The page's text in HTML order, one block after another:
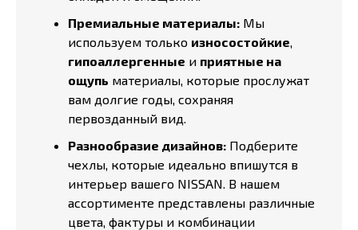
Премиальные материалы: Мы
используем только износостойкие,
гипоаллергенные и приятные на
ощупь материалы, которые прослужат
вам долгие годы, сохраняя
первозданный вид.
Разнообразие дизайнов: Подберите
чехлы, которые идеально впишутся в
интерьер вашего NISSAN. В нашем
ассортименте представлены различные
цвета, фактуры и комбинации